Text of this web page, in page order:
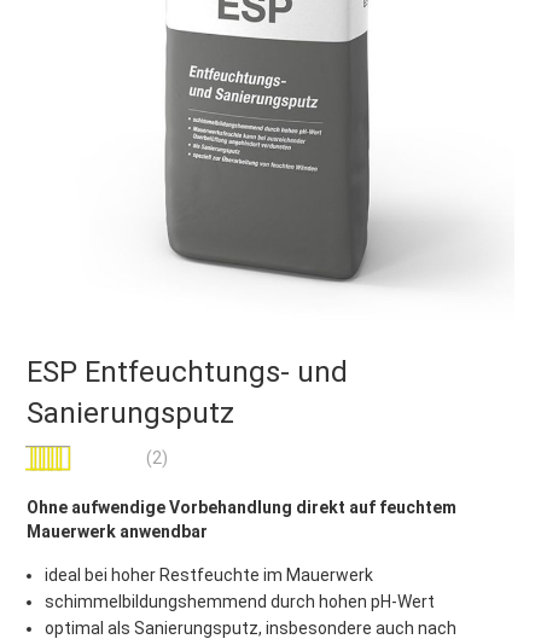
ESP Entfeuchtungs- und
Sanierungsputz
Bewertung: (2)
Ohne aufwendige Vorbehandlung direkt auf feuchtem
Mauerwerk anwendbar
ideal bei hoher Restfeuchte im Mauerwerk
schimmelbildungshemmend durch hohen pH-Wert
optimal als Sanierungsputz, insbesondere auch nach